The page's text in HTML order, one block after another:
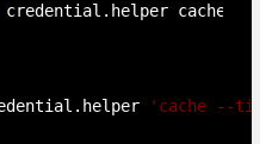
credential.helper cache
'cache --